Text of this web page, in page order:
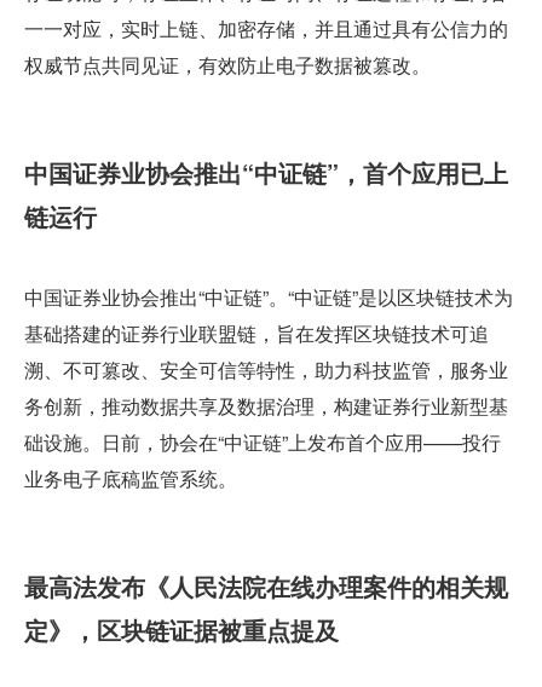
一一对应，实时上链、加密存储，并且通过具有公信力的
权威节点共同见证，有效防止电子数据被篡改。
中国证券业协会推出“中证链”，首个应用已上
链运行
中国证券业协会推出“中证链”。“中证链”是以区块链技术为
基础搭建的证券行业联盟链，旨在发挥区块链技术可追
溯、不可篡改、安全可信等特性，助力科技监管，服务业
务创新，推动数据共享及数据治理，构建证券行业新型基
础设施。日前，协会在“中证链”上发布首个应用——投行
业务电子底稿监管系统。
最高法发布《人民法院在线办理案件的相关规
定》，区块链证据被重点提及